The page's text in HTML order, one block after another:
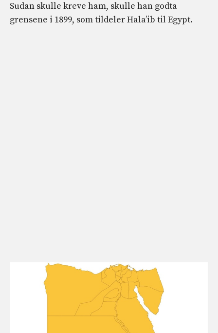
Sudan skulle kreve ham, skulle han godta
grensene i 1899, som tildeler Hala’ib til Egypt.